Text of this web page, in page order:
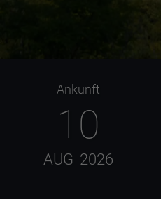
Ankunft
10
AUG 2026